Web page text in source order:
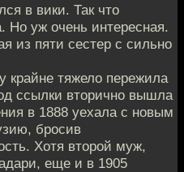
в вики. Так что
Но уж очень интересная.
из пяти сестер с сильно
крайне тяжело пережила
ссылки вторично вышла
в 1888 уехала с новым
бросив
Хотя второй муж,
еще и в 1905